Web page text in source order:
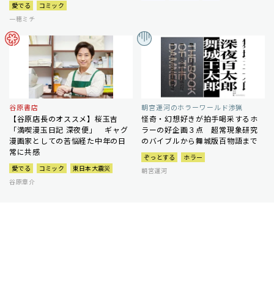
愛でる
コミック
一穂ミチ
谷原書店
【谷原店長のオススメ】桜玉吉
「満喫漫玉日記 深夜便」 ギャグ
漫画家としての苦悩経た中年の日
常に共感
愛でる コミック
東日本大震災
谷原章介
朝宮運河のホラーワールド渉猟
怪奇・幻想好きが拍手喝采するホ
ラーの好企画３点 超常現象研究
のバイブルから舞城版百物語まで
ぞっとする
ホラー
朝宮運河